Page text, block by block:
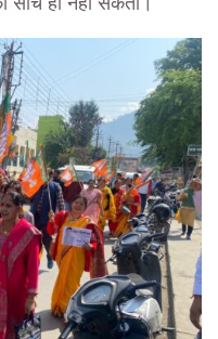
ही नहीं सकता।